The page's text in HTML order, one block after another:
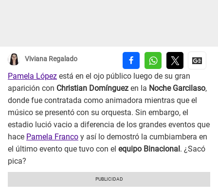
Viviana Regalado
Pamela López está en el ojo público luego de su gran
aparición con Christian Domínguez en la Noche Garcilaso,
donde fue contratada como animadora mientras que el
músico se presentó con su orquesta. Sin embargo, el
estadio lució vacio a diferencia de los grandes eventos que
hace Pamela Franco y así lo demostró la cumbiambera en
el último evento que tuvo con el equipo Binacional . ¿Sacó
pica?